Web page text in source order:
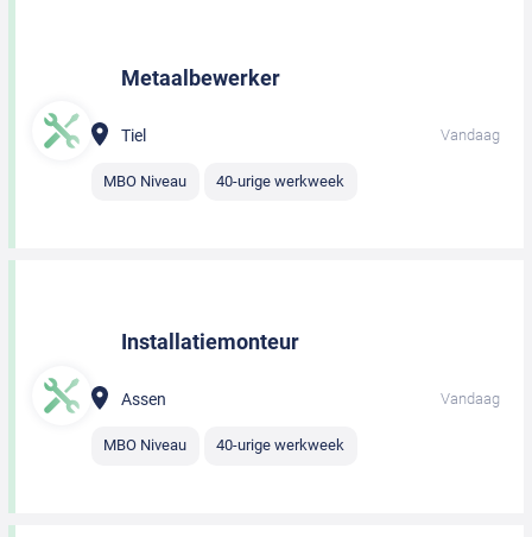
Metaalbewerker
Tiel Vandaag
MBO Niveau 40-urige werkweek
Installatiemonteur
Assen Vandaag
MBO Niveau 40-urige werkweek